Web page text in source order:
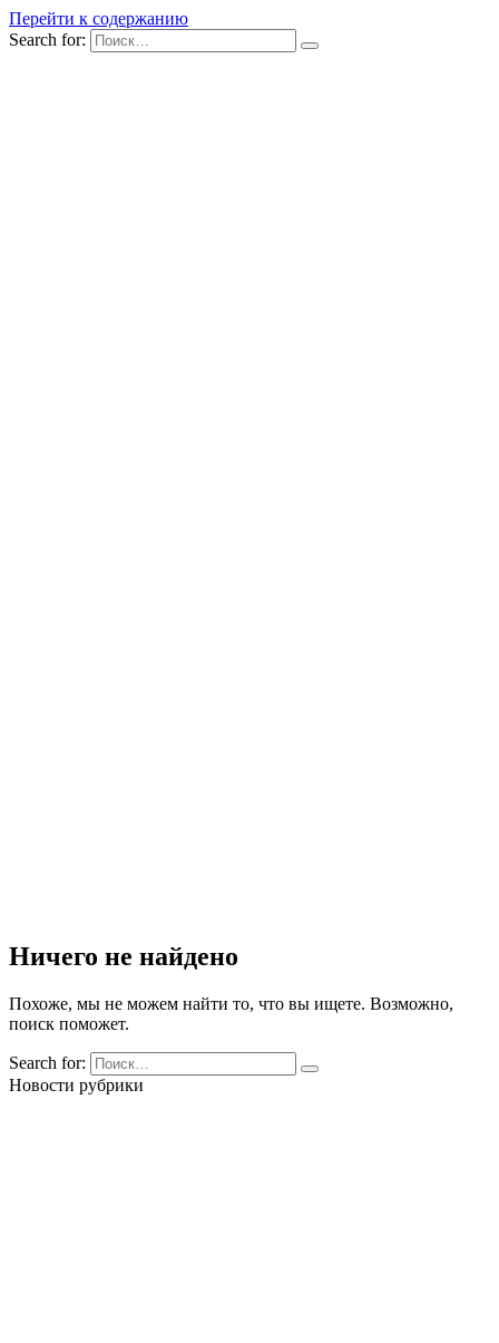
Перейти к содержанию
Search for:
Ничего не найдено
Похоже, мы не можем найти то, что вы ищете. Возможно,
поиск поможет.
Search for:
Новости рубрики